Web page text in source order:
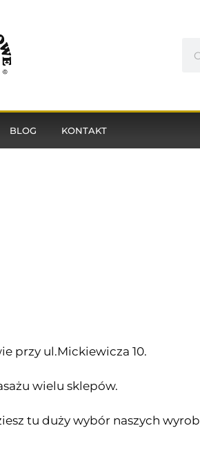
BLOG KONTAKT
przy ul.Mickiewicza 10.
wielu sklepów.
tu duży wybór naszych